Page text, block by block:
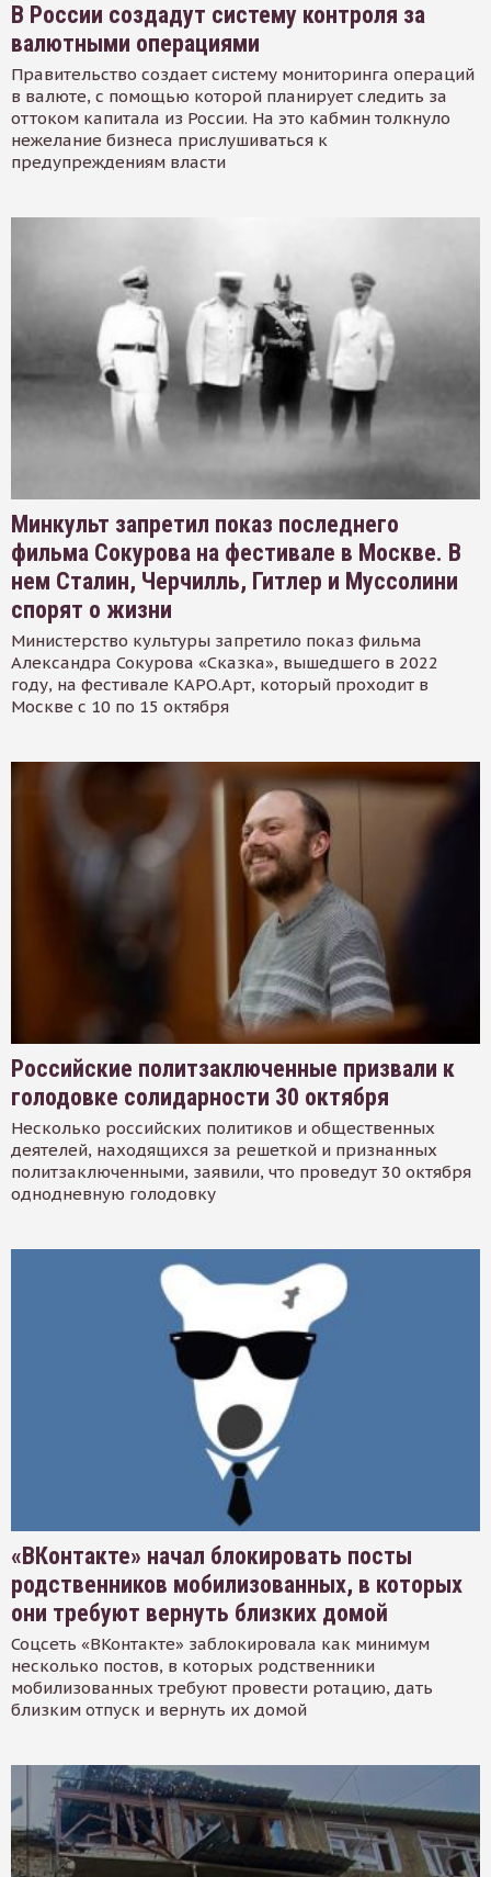
В России создадут систему контроля за
валютными операциями
Правительство создает систему мониторинга операций
в валюте, с помощью которой планирует следить за
оттоком капитала из России. На это кабмин толкнуло
нежелание бизнеса прислушиваться к
предупреждениям власти
Минкульт запретил показ последнего
фильма Сокурова на фестивале в Москве. В
нем Сталин, Черчилль, Гитлер и Муссолини
спорят о жизни
Министерство культуры запретило показ фильма
Александра Сокурова «Сказка», вышедшего в 2022
году, на фестивале КАРО.Арт, который проходит в
Москве с 10 по 15 октября
Российские политзаключенные призвали к
голодовке солидарности 30 октября
Несколько российских политиков и общественных
деятелей, находящихся за решеткой и признанных
политзаключенными, заявили, что проведут 30 октября
однодневную голодовку
«ВКонтакте» начал блокировать посты
родственников мобилизованных, в которых
они требуют вернуть близких домой
Соцсеть «ВКонтакте» заблокировала как минимум
несколько постов, в которых родственники
мобилизованных требуют провести ротацию, дать
близким отпуск и вернуть их домой